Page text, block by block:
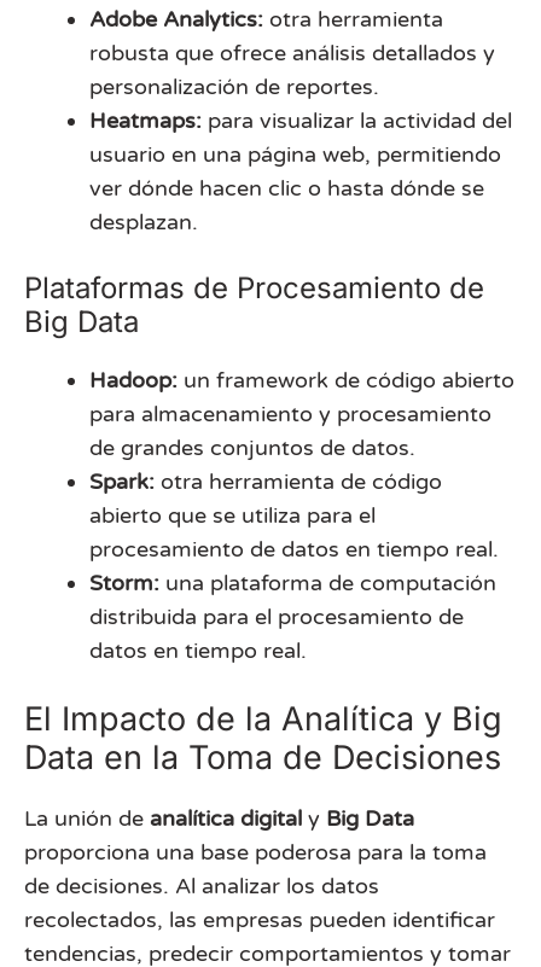
Adobe Analytics: otra herramienta
robusta que ofrece análisis detallados y
personalización de reportes.
Heatmaps: para visualizar la actividad del
usuario en una página web, permitiendo
ver dónde hacen clic o hasta dónde se
desplazan.
Plataformas de Procesamiento de
Big Data
Hadoop: un framework de código abierto
para almacenamiento y procesamiento
de grandes conjuntos de datos.
Spark: otra herramienta de código
abierto que se utiliza para el
procesamiento de datos en tiempo real.
Storm: una plataforma de computación
distribuida para el procesamiento de
datos en tiempo real.
El Impacto de la Analítica y Big
Data en la Toma de Decisiones
La unión de analítica digital y Big Data
proporciona una base poderosa para la toma
de decisiones. Al analizar los datos
recolectados, las empresas pueden identificar
tendencias, predecir comportamientos y tomar